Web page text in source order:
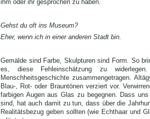
ihm oder ihr gesprochen zu haben.
Gehst du oft ins Museum?
Eher, wenn ich in einer anderen Stadt bin.
Gemälde sind Farbe, Skulpturen sind Form. So
es, diese Fehleinschätzung zu
Menschheitsgeschichte zusammengetragen.
Blau-, Rot- oder Brauntönen verziert vor.
farbigen Augen aus Glas zu begegnen. Dass
sind, hat auch damit zu tun, dass über die
Realitätsbezug geben sollten (wie Echthaar und